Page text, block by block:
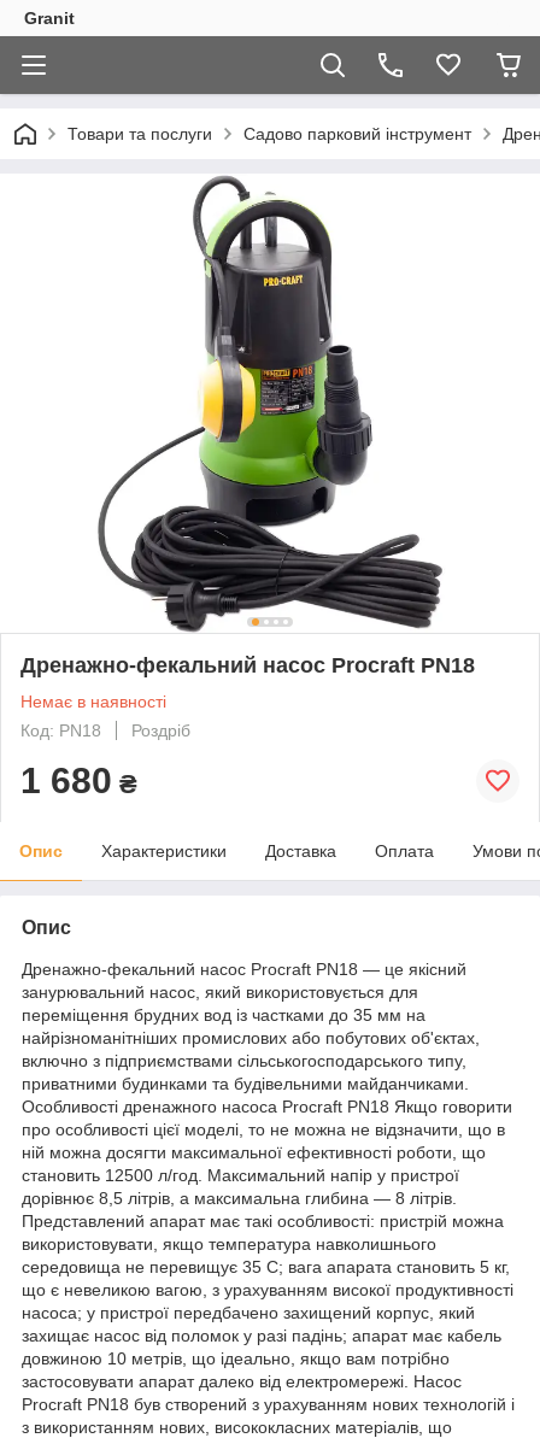
Granit
Товари та послуги Садово парковий інструмент
Дренажно-фекальний насос Procraft PN18
Немає в наявності
Код: PN18
Роздріб
1 680 ₴
Опис Характеристики Доставка Оплата Умови
Опис
Дренажно-фекальний насос Procraft PN18 ― це якісний
занурювальний насос, який використовується для
переміщення брудних вод із частками до 35 мм на
найрізноманітніших промислових або побутових об'єктах,
включно з підприємствами сільськогосподарського типу,
приватними будинками та будівельними майданчиками.
Особливості дренажного насоса Procraft PN18 Якщо говорити
про особливості цієї моделі, то не можна не відзначити, що в
ній можна досягти максимальної ефективності роботи, що
становить 12500 л/год. Максимальний напір у пристрої
дорівнює 8,5 літрів, а максимальна глибина ― 8 літрів.
Представлений апарат має такі особливості: пристрій можна
використовувати, якщо температура навколишнього
середовища не перевищує 35 C; вага апарата становить 5 кг,
що є невеликою вагою, з урахуванням високої продуктивності
насоса; у пристрої передбачено захищений корпус, який
захищає насос від поломок у разі падінь; апарат має кабель
довжиною 10 метрів, що ідеально, якщо вам потрібно
застосовувати апарат далеко від електромережі. Насос
Procraft PN18 був створений з урахуванням нових технологій і
з використанням нових, висококласних матеріалів, що